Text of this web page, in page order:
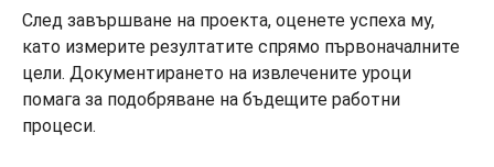
След завършване на проекта, оценете успеха му,
като измерите резултатите спрямо първоначалните
цели. Документирането на извлечените уроци
помага за подобряване на бъдещите работни
процеси.